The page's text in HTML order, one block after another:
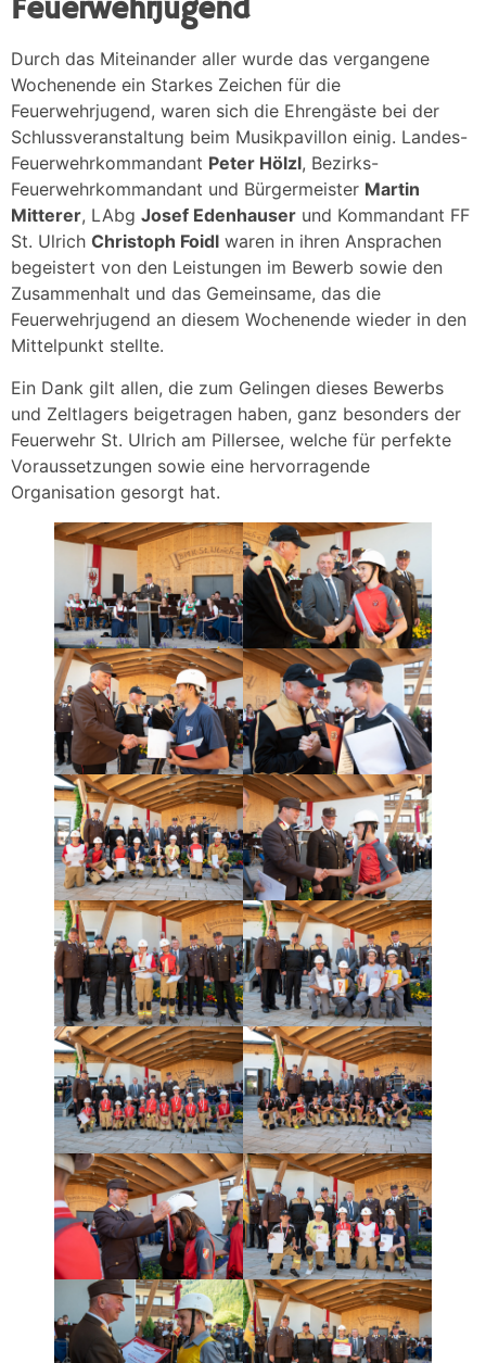
Feuerwehrjugend
Durch das Miteinander aller wurde das vergangene
Wochenende ein Starkes Zeichen für die
Feuerwehrjugend, waren sich die Ehrengäste bei der
Schlussveranstaltung beim Musikpavillon einig. Landes-
Feuerwehrkommandant Peter Hölzl, Bezirks-
Feuerwehrkommandant und Bürgermeister Martin
Mitterer, LAbg Josef Edenhauser und Kommandant FF
St. Ulrich Christoph Foidl waren in ihren Ansprachen
begeistert von den Leistungen im Bewerb sowie den
Zusammenhalt und das Gemeinsame, das die
Feuerwehrjugend an diesem Wochenende wieder in den
Mittelpunkt stellte.
Ein Dank gilt allen, die zum Gelingen dieses Bewerbs
und Zeltlagers beigetragen haben, ganz besonders der
Feuerwehr St. Ulrich am Pillersee, welche für perfekte
Voraussetzungen sowie eine hervorragende
Organisation gesorgt hat.